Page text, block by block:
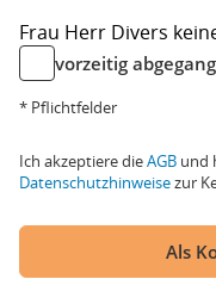
Frau Herr Divers
vorzeitig
* Pflichtfelder
Ich akzeptiere dieAGB und
Datenschutzhinweisezur
Als